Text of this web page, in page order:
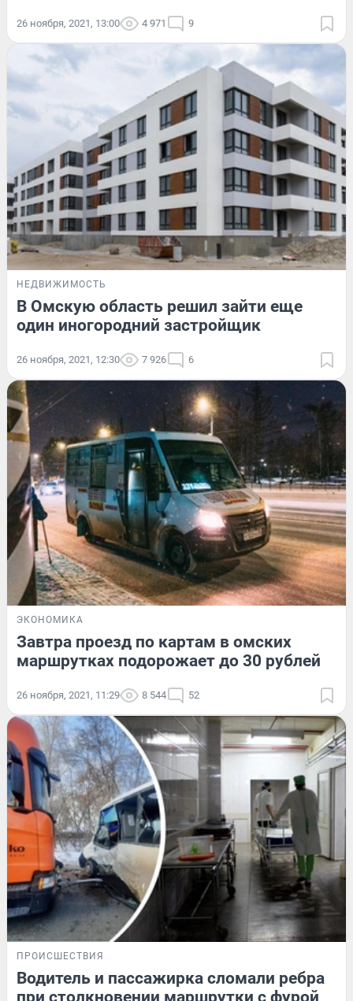
26 ноября, 2021, 13:00 4 971 9
НЕДВИЖИМОСТЬ
В Омскую область решил зайти еще
один иногородний застройщик
26 ноября, 2021, 12:30 7 926 6
ЭКОНОМИКА
Завтра проезд по картам в омских
маршрутках подорожает до 30 рублей
26 ноября, 2021, 11:29 8 544 52
ПРОИСШЕСТВИЯ
Водитель и пассажирка сломали ребра
при столкновении маршрутки с фурой